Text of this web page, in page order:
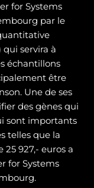
for Systems
par le
servira à
échantillons
être
Une de ses
des gènes qui
sont importants
telles que la
927,- euros a
for Systems